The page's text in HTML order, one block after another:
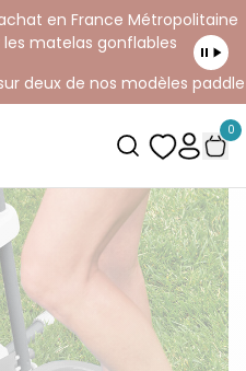
en France Métropolitaine
matelas gonflables
deux de nos modèles paddle
0